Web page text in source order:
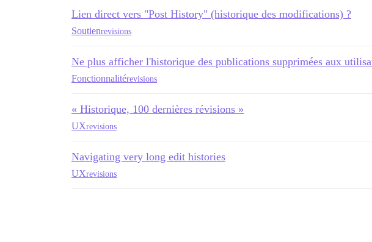
Lien direct vers "Post History" (historique des modifications) ?
Soutienrevisions
Ne plus afficher l'historique des publications supprimées aux
Fonctionnalitérevisions
« Historique, 100 dernières révisions »
UXrevisions
Navigating very long edit histories
UXrevisions